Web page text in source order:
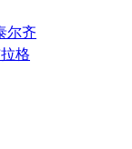
尔齐
格